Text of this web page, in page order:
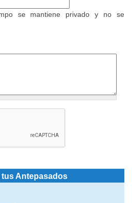
se mantiene privado y no se
tus Antepasados